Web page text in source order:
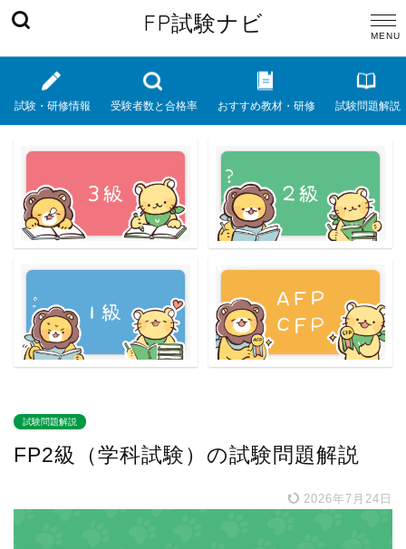
FP試験ナビ
試験・研修情報 受験者数と合格率 おすすめ教材・研修 試験問題解説
試験問題解説
FP2級（学科試験）の試験問題解説
2026年7月24日